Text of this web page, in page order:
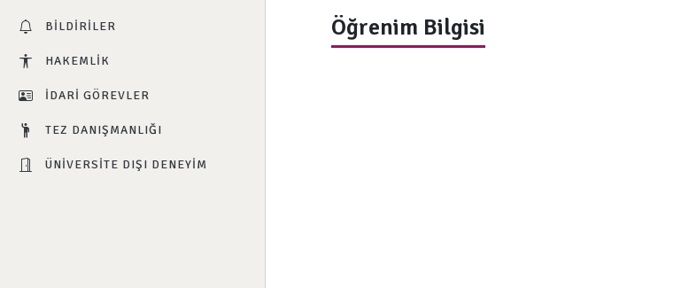
BILDIRILER
HAKEMLIK
İDARI GÖREVLER
TEZ DANIŞMANLIĞI
ÜNIVERSITE DIŞI DENEYIM
Öğrenim Bilgisi